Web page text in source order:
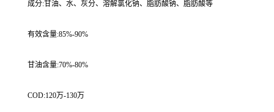
成分:甘油、水、灰分、溶解氯化钠、脂肪酸钠、脂肪酸等
有效含量:85%-90%
甘油含量:70%-80%
COD:120万-130万